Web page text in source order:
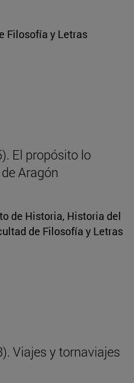
Filosofía y Letras
El propósito lo
Aragón
de Historia, Historia del
de Filosofía y Letras
Viajes y tornaviajes